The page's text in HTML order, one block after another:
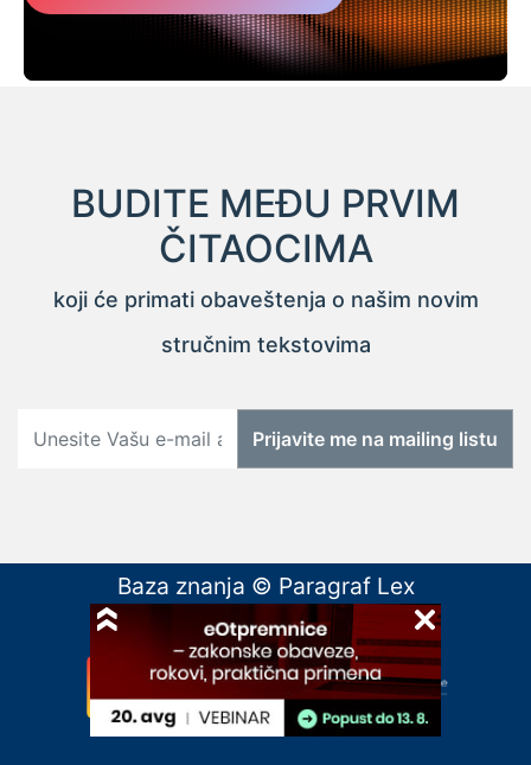
BUDITE MEĐU PRVIM
ČITAOCIMA
koji će primati obaveštenja o našim novim
stručnim tekstovima
Prijavite me na mailing listu
Baza znanja © Paragraf Lex